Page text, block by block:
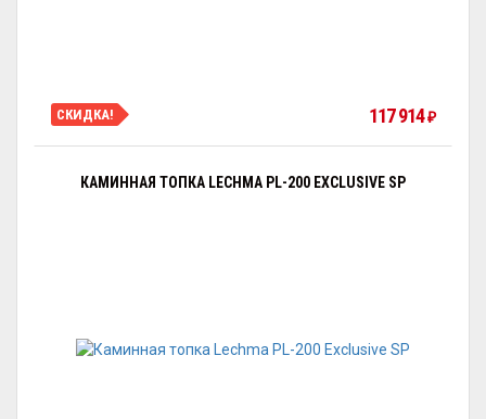
СКИДКА! 117 914 ₽
КАМИННАЯ ТОПКА LECHMA PL-200 EXCLUSIVE SP